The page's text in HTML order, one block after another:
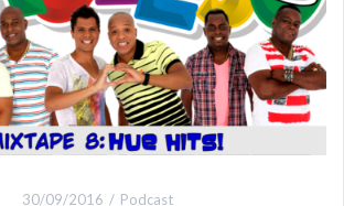
30/09/2016 Podcast